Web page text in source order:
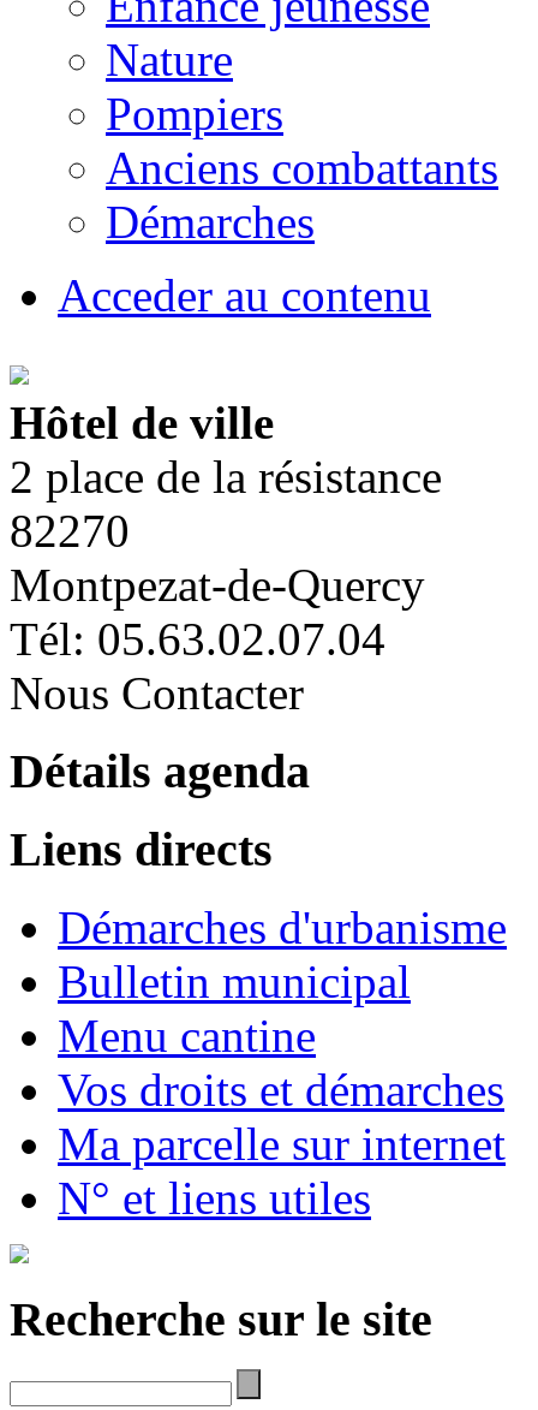
Nature
Pompiers
Anciens combattants
Démarches
Acceder au contenu
Hôtel de ville
2 place de la résistance
82270
Montpezat-de-Quercy
Tél: 05.63.02.07.04
Nous Contacter
Détails agenda
Liens directs
Démarches d'urbanisme
Bulletin municipal
Menu cantine
Vos droits et démarches
Ma parcelle sur internet
N° et liens utiles
Recherche sur le site